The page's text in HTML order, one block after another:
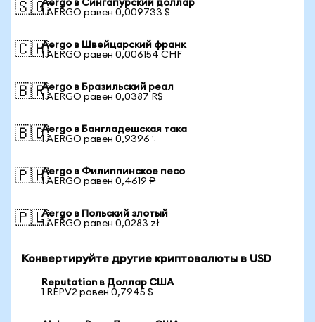
🇸🇬Aergo в Сингапурский доллар
1 AERGO равен 0,009733 $
🇨🇭Aergo в Швейцарский франк
1 AERGO равен 0,006154 CHF
🇧🇷Aergo в Бразильский реал
1 AERGO равен 0,0387 R$
🇧🇩Aergo в Бангладешская така
1 AERGO равен 0,9396 ৳
🇵🇭Aergo в Филиппинское песо
1 AERGO равен 0,4619 ₱
🇵🇱Aergo в Польский злотый
1 AERGO равен 0,0283 zł
Конвертируйте другие криптовалюты в USD
Reputation в Доллар США
1 REPV2 равен 0,7945 $